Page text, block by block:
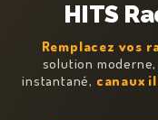
HITS
Remplacez vos
solution
instantané, canaux